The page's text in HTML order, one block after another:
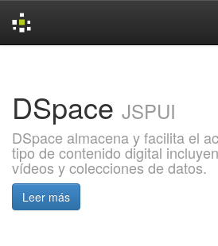
DSpace JSPUI
DSpace almacena y facilita el
tipo de contenido digital
vídeos y colecciones de datos.
Leer más